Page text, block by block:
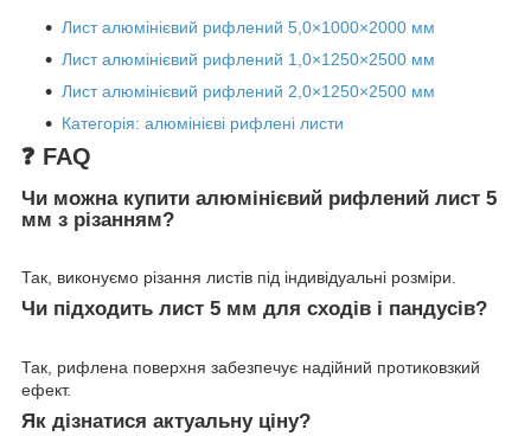
Лист алюмінієвий рифлений 5,0×1000×2000 мм
Лист алюмінієвий рифлений 1,0×1250×2500 мм
Лист алюмінієвий рифлений 2,0×1250×2500 мм
Категорія: алюмінієві рифлені листи
❓ FAQ
Чи можна купити алюмінієвий рифлений лист 5
мм з різанням?
Так, виконуємо різання листів під індивідуальні розміри.
Чи підходить лист 5 мм для сходів і пандусів?
Так, рифлена поверхня забезпечує надійний протиковзкий
ефект.
Як дізнатися актуальну ціну?